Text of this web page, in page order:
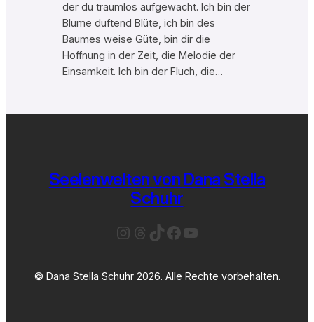
der du traumlos aufgewacht. Ich bin der
Blume duftend Blüte, ich bin des
Baumes weise Güte, bin dir die
Hoffnung in der Zeit, die Melodie der
Einsamkeit. Ich bin der Fluch, die…
Seelenwelten von Dana Stella
Schuhr
Instagram
Threads
TikTok
Facebook
YouTube
© Dana Stella Schuhr 2026. Alle Rechte vorbehalten.